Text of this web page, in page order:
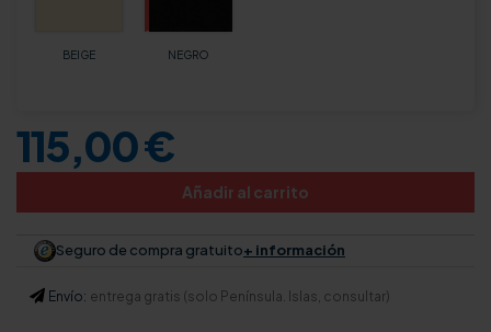
BEIGE NEGRO
115,00 €
Añadir al carrito
Seguro de compra gratuito+ información
Envío: entrega gratis (solo Península. Islas, consultar)